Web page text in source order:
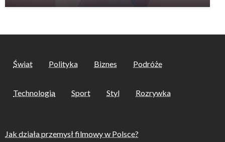
Świat Polityka Biznes Podróże
Technologia Sport Styl Rozrywka
Jak działa przemysł filmowy w Polsce?